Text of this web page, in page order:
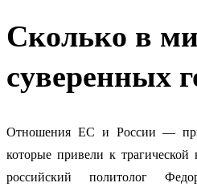
Сколько в
суверенных
Отношения ЕС и России —
которые привели к трагической
российский политолог